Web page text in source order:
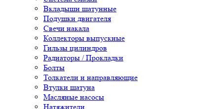
Вкладыши шатунные
Подушки двигателя
Свечи накала
Коллекторы выпускные
Гильзы цилиндров
Радиаторы / Прокладки
Болты
Толкатели и направляющие
Втулки шатуна
Масляные насосы
Натяжители